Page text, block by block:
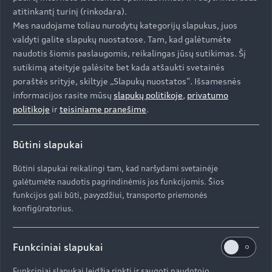
Atsisiųsti PDF
Aukštyn
Modeliai
Visi modeliai
e-tron
e-tron GT
Specialūs pasiūlymai
Audi servisas
Servisas ir aptarnavimas
Aktualumas
atitinkantį turinį (rinkodara).
Mes naudojame toliau nurodytų kategorijų slapukus, juos
valdyti galite slapukų nuostatose. Tam, kad galėtumėte
naudotis šiomis paslaugomis, reikalingas jūsų sutikimas. Šį
sutikimą ateityje galėsite bet kada atšaukti svetainės
poraštės srityje, skiltyje „Slapukų nuostatos“. Išsamesnės
informacijos rasite mūsų slapukų politikoje, privatumo
politikoje irteisiniame pranešime.
Būtini slapukai
Būtini slapukai reikalingi tam, kad naršydami svetainėje
galėtumėte naudotis pagrindinėmis jos funkcijomis. Šios
funkcijos gali būti, pavyzdžiui, transporto priemonės
konfigūratorius.
Funkciniai slapukai